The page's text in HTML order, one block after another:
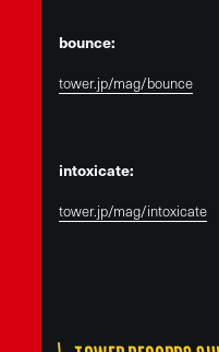
bounce:
tower.jp/mag/bounce
intoxicate:
tower.jp/mag/intoxicate